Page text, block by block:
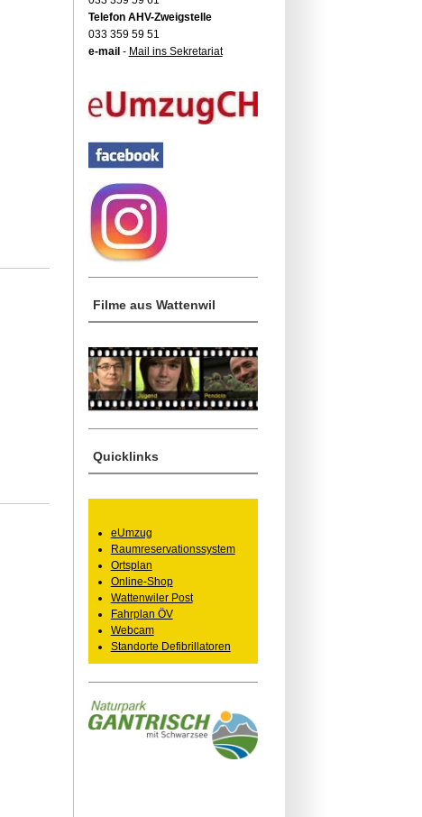
Telefon AHV-Zweigstelle
033 359 59 51
e-mail - Mail ins Sekretariat
Filme aus Wattenwil
Quicklinks
eUmzug
Raumreservationssystem
Ortsplan
Online-Shop
Wattenwiler Post
Fahrplan ÖV
Webcam
Standorte Defibrillatoren